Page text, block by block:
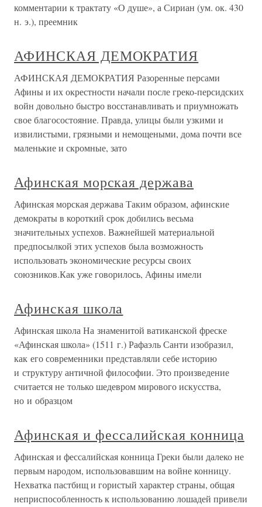
комментарии к трактату «О душе», а Сириан (ум. ок. 430
н. э.), преемник
АФИНСКАЯ ДЕМОКРАТИЯ
АФИНСКАЯ ДЕМОКРАТИЯ Разоренные персами
Афины и их окрестности начали после греко-персидских
войн довольно быстро восстанавливать и приумножать
свое благосостояние. Правда, улицы были узкими и
извилистыми, грязными и немощеными, дома почти все
маленькие и скромные, зато
Афинская морская держава
Афинская морская держава Таким образом, афинские
демократы в короткий срок добились весьма
значительных успехов. Важнейшей материальной
предпосылкой этих успехов была возможность
использовать экономические ресурсы своих
союзников.Как уже говорилось, Афины имели
Афинская школа
Афинская школа На знаменитой ватиканской фреске
«Афинская школа» (1511 г.) Рафаэль Санти изобразил,
как его современники представляли себе историю
и структуру античной философии. Это произведение
считается не только шедевром мирового искусства,
но и образцом
Афинская и фессалийская конница
Афинская и фессалийская конница Греки были далеко не
первым народом, использовавшим на войне конницу.
Нехватка пастбищ и гористый характер страны, общая
неприспособленность к использованию лошадей привели